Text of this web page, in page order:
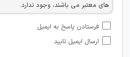
های معتبر می باشند، وجود ندارد.
شبکه های مجازی ارتباطی می باشند وجود
امکان تأیید نظرات کاربرانی که به
فرستادن پاسخ به ایمیل
ارسال ایمیل تایید